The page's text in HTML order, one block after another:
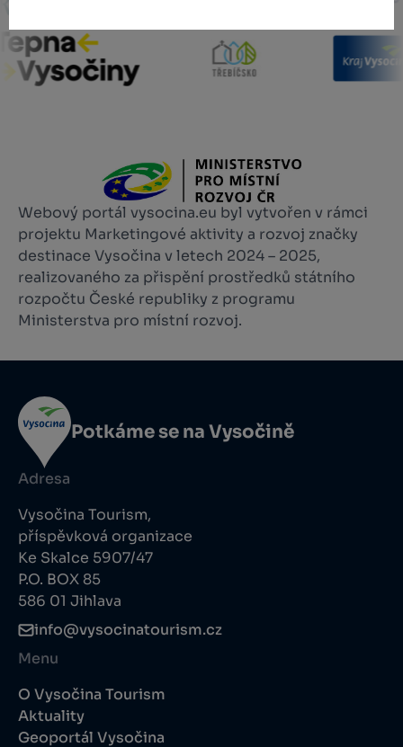
Webový portál vysocina.eu byl vytvořen v rámci
projektu Marketingové aktivity a rozvoj značky
destinace Vysočina v letech 2024 – 2025,
realizovaného za přispění prostředků státního
rozpočtu České republiky z programu
Ministerstva pro místní rozvoj.
Potkáme se na Vysočině
Adresa
Vysočina Tourism,
příspěvková organizace
Ke Skalce 5907/47
P.O. BOX 85
586 01 Jihlava
info@vysocinatourism.cz
Menu
O Vysočina Tourism
Aktuality
Geoportál Vysočina